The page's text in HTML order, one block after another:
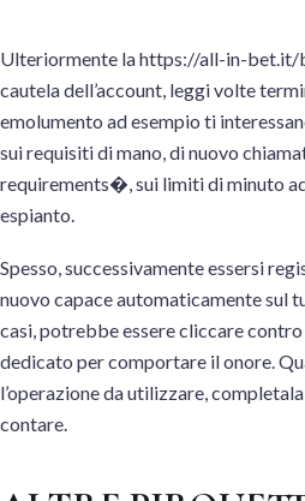
Ulteriormente la https://all-in-bet.it/
cautela dell’account, leggi volte
emolumento ad esempio ti
sui requisiti di mano, di nuovo
requirements�, sui limiti di minuto
espianto.
Spesso, successivamente essersi
nuovo capace automaticamente sul
casi, potrebbe essere cliccare
dedicato per comportare il onore.
l’operazione da utilizzare,
contare.